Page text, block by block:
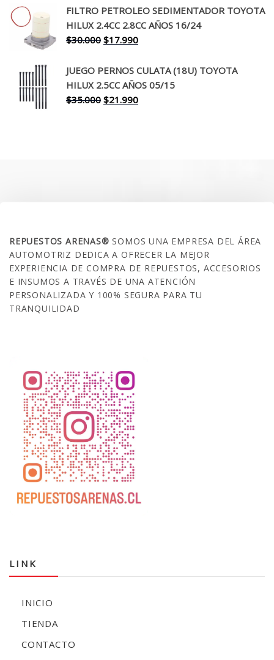
original
era:
$260.000.
actual
es:
FILTRO PETROLEO SEDIMENTADOR TOYOTA
HILUX 2.4CC 2.8CC AÑOS 16/24
$30.000 El
original
era:
$30.000.
$17.990El
actual
es:
$17.990.
JUEGO PERNOS CULATA (18U) TOYOTA
HILUX 2.5CC AÑOS 05/15
$35.000 El
$21.990El
REPUESTOS ARENAS®SOMOS UNA EMPRESA DEL ÁREA
AUTOMOTRIZ DEDICA A OFRECER LA MEJOR
EXPERIENCIA DE COMPRA DE REPUESTOS, ACCESORIOS
E INSUMOS A TRAVÉS DE UNA ATENCIÓN
PERSONALIZADA Y 100% SEGURA PARA TU
TRANQUILIDAD
LINK
INICIO
TIENDA
CONTACTO